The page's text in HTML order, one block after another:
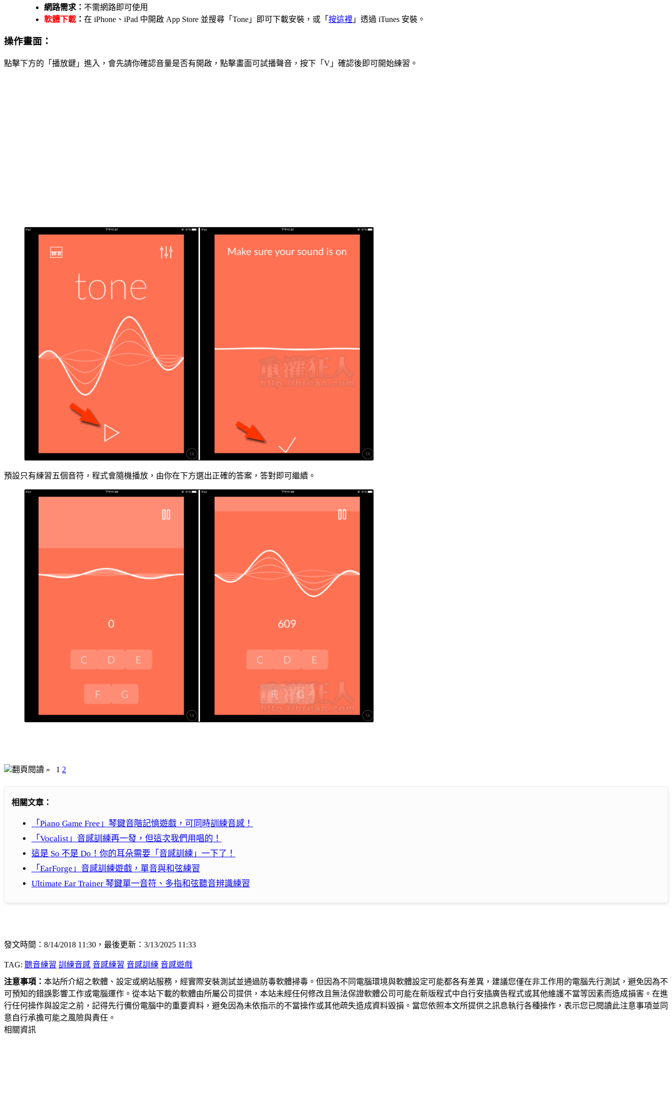
網路需求： 不需網路即可使用
軟體下載 ： 在 iPhone、iPad 中開啟 App Store 並搜尋「Tone」即可下載安裝，或「 按這裡 」透過 iTunes 安裝。
操作畫面：
點擊下方的「播放鍵」進入，會先請你確認音量是否有開啟，點擊畫面可試播聲音，按下「V」確認後即可開始練習。
預設只有練習五個音符，程式會隨機播放，由你在下方選出正確的答案，答對即可繼續。
翻頁閱讀 » 1 2
相關文章：
「Piano Game Free」琴鍵音階記憶遊戲，可同時訓練音感！
「Vocalist」音感訓練再一發，但這次我們用唱的！
這是 So 不是 Do！你的耳朵需要「音感訓練」一下了！
「EarForge」音感訓練遊戲，單音與和弦練習
Ultimate Ear Trainer 琴鍵單一音符、多指和弦聽音辨識練習
發文時間：8/14/2018 11:30，最後更新：3/13/2025 11:33
TAG: 聽音練習 訓練音感 音感練習 音感訓練 音感遊戲
注意事項： 本站所介紹之軟體、設定或網站服務，經實際安裝測試並通過防毒軟體掃毒。但因為不同電腦環境與軟體設定可能都各有差異，建議您僅在非工作用的電腦先行測試，避免因為不
可預知的錯誤影響工作或電腦運作。從本站下載的軟體由所屬公司提供，本站未經任何修改且無法保證軟體公司可能在新版程式中自行安插廣告程式或其他維護不當等因素而造成損害。在進
行任何操作與設定之前，記得先行備份電腦中的重要資料，避免因為未依指示的不當操作或其他疏失造成資料毀損。當您依照本文所提供之訊息執行各種操作，表示您已閱讀此注意事項並同
意自行承擔可能之風險與責任。
相關資訊